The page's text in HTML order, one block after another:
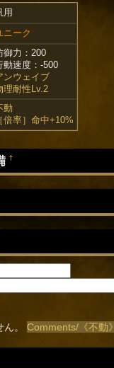
用
ニーク
御力：200
動速度：-500
ンウェイブ
理耐性Lv.2
動
［倍率］命中+10%
†
ん。Comments/《不動》